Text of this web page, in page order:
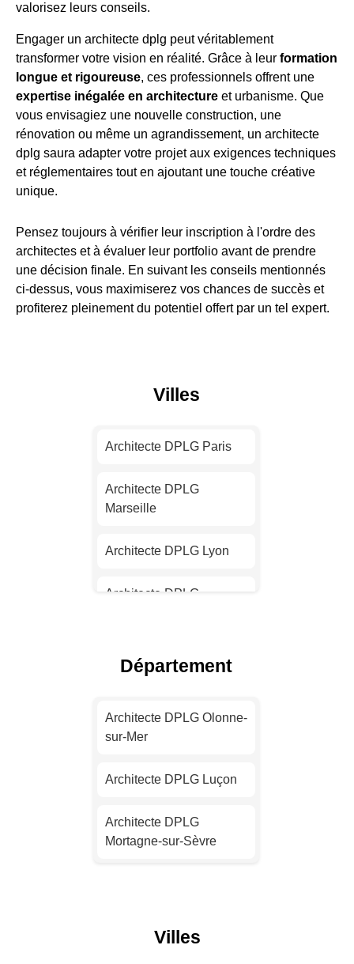
valorisez leurs conseils.
Engager un architecte dplg peut véritablement
transformer votre vision en réalité. Grâce à leur formation
longue et rigoureuse, ces professionnels offrent une
expertise inégalée en architecture et urbanisme. Que
vous envisagiez une nouvelle construction, une
rénovation ou même un agrandissement, un architecte
dplg saura adapter votre projet aux exigences techniques
et réglementaires tout en ajoutant une touche créative
unique.
Pensez toujours à vérifier leur inscription à l'ordre des
architectes et à évaluer leur portfolio avant de prendre
une décision finale. En suivant les conseils mentionnés
ci-dessus, vous maximiserez vos chances de succès et
profiterez pleinement du potentiel offert par un tel expert.
Villes
Architecte DPLG Paris
Architecte DPLG
Marseille
Architecte DPLG Lyon
Architecte DPLG
Architecte DPLG Nice
Architecte DPLG
Montpellier
Département
Architecte DPLG Olonne-
sur-Mer
Architecte DPLG Luçon
Architecte DPLG
Mortagne-sur-Sèvre
Architecte DPLG Le
Villes